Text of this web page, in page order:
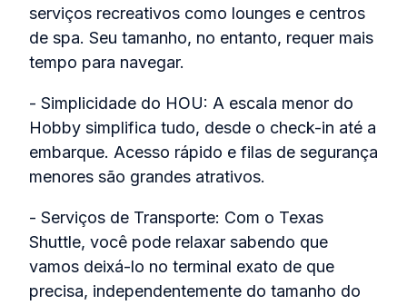
serviços recreativos como lounges e centros
de spa. Seu tamanho, no entanto, requer mais
tempo para navegar.
- Simplicidade do HOU: A escala menor do
Hobby simplifica tudo, desde o check-in até a
embarque. Acesso rápido e filas de segurança
menores são grandes atrativos.
- Serviços de Transporte: Com o Texas
Shuttle, você pode relaxar sabendo que
vamos deixá-lo no terminal exato de que
precisa, independentemente do tamanho do